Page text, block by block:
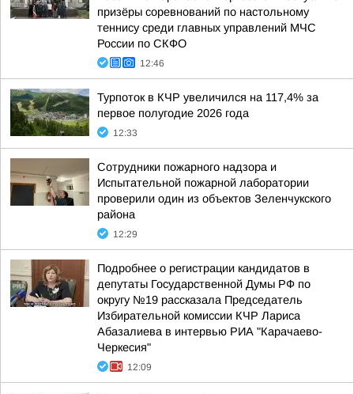
призёры соревнований по настольному
теннису среди главных управлений МЧС
России по СКФО
12:46
Турпоток в КЧР увеличился на 117,4% за
первое полугодие 2026 года
12:33
Сотрудники пожарного надзора и
Испытательной пожарной лаборатории
проверили один из объектов Зеленчукского
района
12:29
Подробнее о регистрации кандидатов в
депутаты Государственной Думы РФ по
округу №19 рассказала Председатель
Избирательной комиссии КЧР Лариса
Абазалиева в интервью РИА "Карачаево-
Черкесия"
12:09